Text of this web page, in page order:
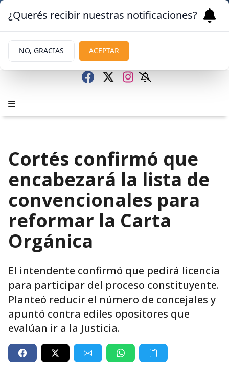
Cortés confirmó que
encabezará la lista de
convencionales para
reformar la Carta
Orgánica
El intendente confirmó que pedirá licencia
para participar del proceso constituyente.
Planteó reducir el número de concejales y
apuntó contra ediles opositores que
evalúan ir a la Justicia.
¿Querés recibir nuestras notificaciones?
NO, GRACIAS ACEPTAR